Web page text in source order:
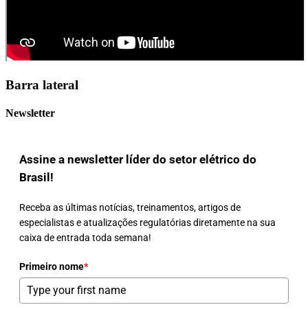
Barra lateral
Newsletter
Assine a newsletter líder do setor elétrico do
Brasil!
Receba as últimas notícias, treinamentos, artigos de
especialistas e atualizações regulatórias diretamente na sua
caixa de entrada toda semana!
Primeiro nome*